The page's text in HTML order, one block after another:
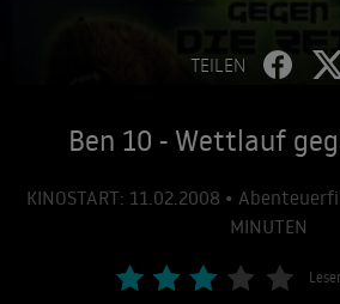
TEILEN
Ben 10 - Wettlauf
KINOSTART: 11.02.2008 •
MINUTEN